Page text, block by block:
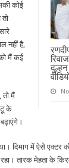
कोई
नहीं है,
मैं कई
मैं
के
में ऐसे एक्टर की
तारक मेहता के